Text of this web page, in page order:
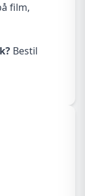
film,
Bestil